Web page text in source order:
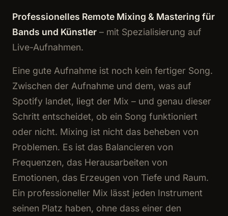
Professionelles Remote Mixing & Mastering für
Bands und Künstler – mit Spezialisierung auf
Live-Aufnahmen.
Eine gute Aufnahme ist noch kein fertiger Song.
Zwischen der Aufnahme und dem, was auf
Spotify landet, liegt der Mix – und genau dieser
Schritt entscheidet, ob ein Song funktioniert
oder nicht. Mixing ist nicht das beheben von
Problemen. Es ist das Balancieren von
Frequenzen, das Herausarbeiten von
Emotionen, das Erzeugen von Tiefe und Raum.
Ein professioneller Mix lässt jeden Instrument
seinen Platz haben, ohne dass einer den